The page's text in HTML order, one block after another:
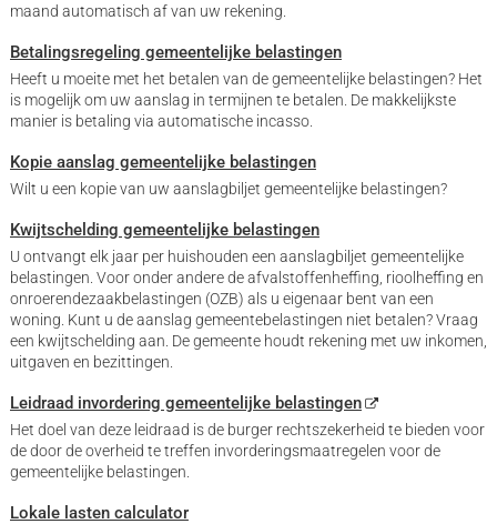
maand automatisch af van uw rekening.
Betalingsregeling gemeentelijke belastingen
Heeft u moeite met het betalen van de gemeentelijke belastingen? Het
is mogelijk om uw aanslag in termijnen te betalen. De makkelijkste
manier is betaling via automatische incasso.
Kopie aanslag gemeentelijke belastingen
Wilt u een kopie van uw aanslagbiljet gemeentelijke belastingen?
Kwijtschelding gemeentelijke belastingen
U ontvangt elk jaar per huishouden een aanslagbiljet gemeentelijke
belastingen. Voor onder andere de afvalstoffenheffing, rioolheffing en
onroerendezaakbelastingen (OZB) als u eigenaar bent van een
woning. Kunt u de aanslag gemeentebelastingen niet betalen? Vraag
een kwijtschelding aan. De gemeente houdt rekening met uw inkomen,
uitgaven en bezittingen.
Leidraad invordering gemeentelijke belastingen
Het doel van deze leidraad is de burger rechtszekerheid te bieden voor
de door de overheid te treffen invorderingsmaatregelen voor de
gemeentelijke belastingen.
Lokale lasten calculator